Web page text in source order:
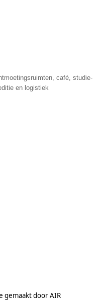
café, studie-
en logistiek
gemaakt door AIR